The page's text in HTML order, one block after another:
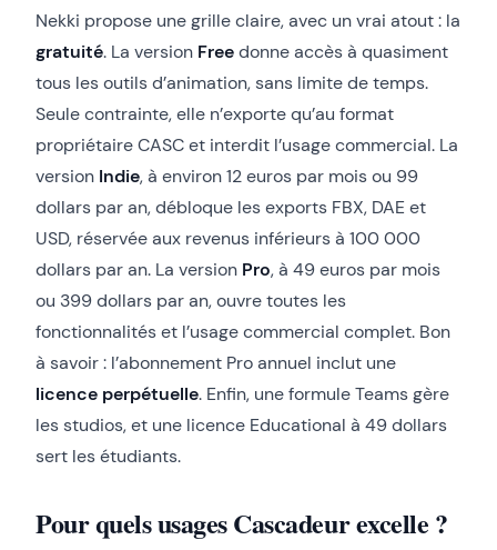
Nekki propose une grille claire, avec un vrai atout : la
gratuité. La version Freedonne accès à quasiment
tous les outils d’animation, sans limite de temps.
Seule contrainte, elle n’exporte qu’au format
propriétaire CASC et interdit l’usage commercial. La
version Indie, à environ 12 euros par mois ou 99
dollars par an, débloque les exports FBX, DAE et
USD, réservée aux revenus inférieurs à 100 000
dollars par an. La version Pro, à 49 euros par mois
ou 399 dollars par an, ouvre toutes les
fonctionnalités et l’usage commercial complet. Bon
à savoir : l’abonnement Pro annuel inclut une
licence perpétuelle. Enfin, une formule Teams gère
les studios, et une licence Educational à 49 dollars
sert les étudiants.
Pour quels usages Cascadeur excelle ?